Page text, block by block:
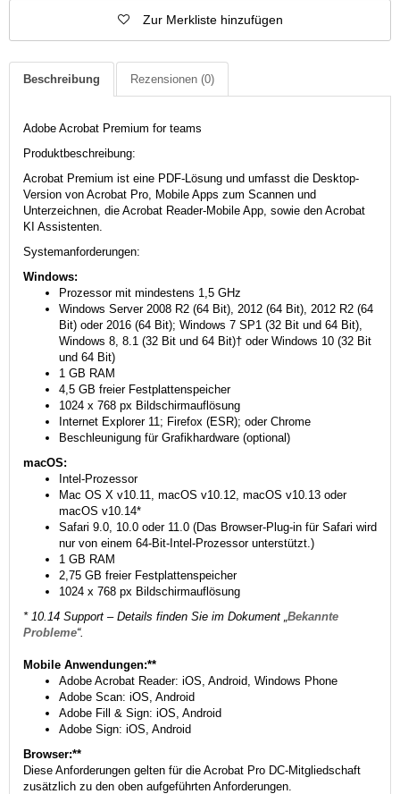
Zur Merkliste hinzufügen
Beschreibung Rezensionen (0)
Adobe Acrobat Premium for teams
Produktbeschreibung:
Acrobat Premium ist eine PDF-Lösung und umfasst die Desktop-
Version von Acrobat Pro, Mobile Apps zum Scannen und
Unterzeichnen, die Acrobat Reader-Mobile App, sowie den Acrobat
KI Assistenten.
Systemanforderungen:
Windows:
Prozessor mit mindestens 1,5 GHz
Windows Server 2008 R2 (64 Bit), 2012 (64 Bit), 2012 R2 (64
Bit) oder 2016 (64 Bit); Windows 7 SP1 (32 Bit und 64 Bit),
Windows 8, 8.1 (32 Bit und 64 Bit)† oder Windows 10 (32 Bit
und 64 Bit)
1 GB RAM
4,5 GB freier Festplattenspeicher
1024 x 768 px Bildschirmauflösung
Internet Explorer 11; Firefox (ESR); oder Chrome
Beschleunigung für Grafikhardware (optional)
macOS:
Intel-Prozessor
Mac OS X v10.11, macOS v10.12, macOS v10.13 oder
macOS v10.14*
Safari 9.0, 10.0 oder 11.0 (Das Browser-Plug-in für Safari wird
nur von einem 64-Bit-Intel-Prozessor unterstützt.)
1 GB RAM
2,75 GB freier Festplattenspeicher
1024 x 768 px Bildschirmauflösung
* 10.14 Support – Details finden Sie im Dokument „ Bekannte
Probleme“.
Mobile Anwendungen:**
Adobe Acrobat Reader: iOS, Android, Windows Phone
Adobe Scan: iOS, Android
Adobe Fill & Sign: iOS, Android
Adobe Sign: iOS, Android
Browser:**
Diese Anforderungen gelten für die Acrobat Pro DC-Mitgliedschaft
zusätzlich zu den oben aufgeführten Anforderungen.